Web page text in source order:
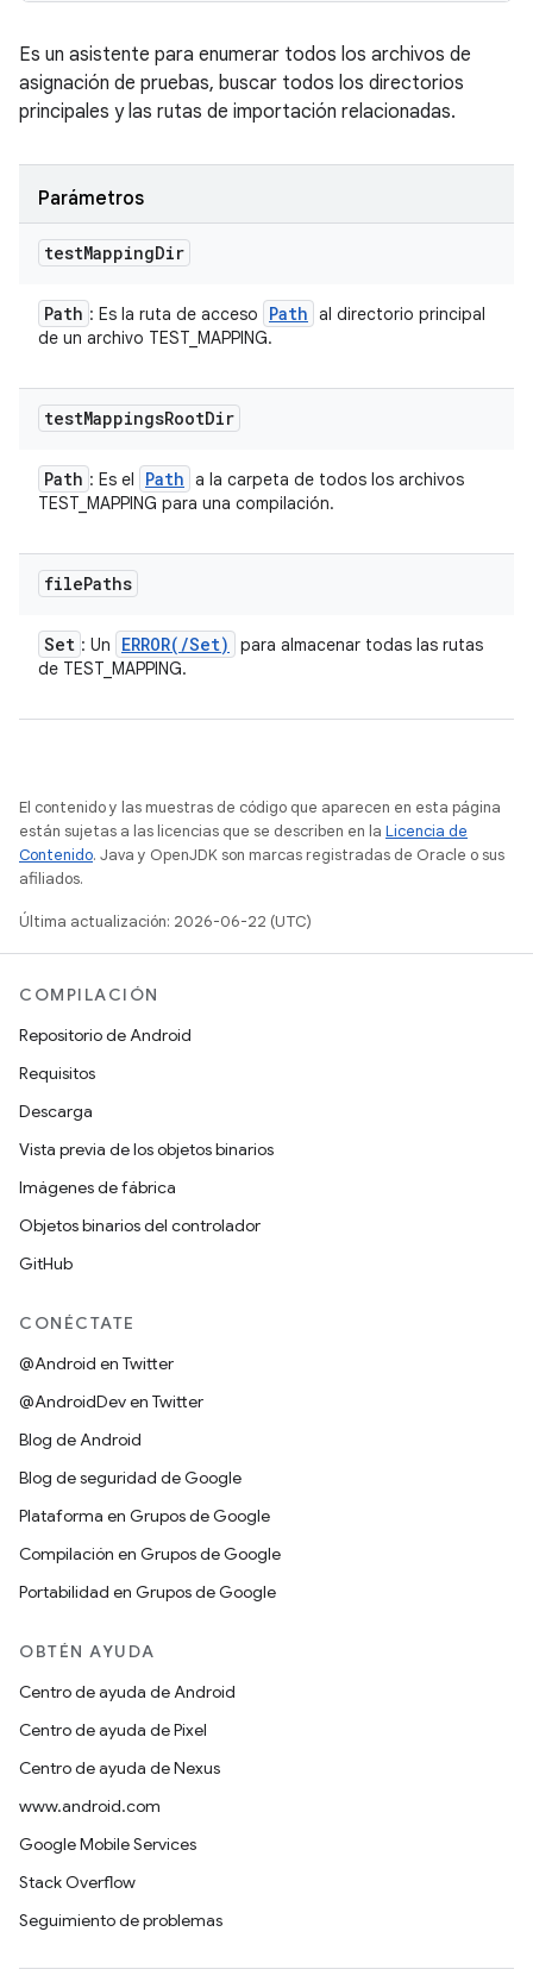
Es un asistente para enumerar todos los archivos de
asignación de pruebas, buscar todos los directorios
principales y las rutas de importación relacionadas.
Parámetros
testMappingDir
Path : Es la ruta de acceso Path al directorio principal
de un archivo TEST_MAPPING.
testMappingsRootDir
Path : Es el Path a la carpeta de todos los archivos
TEST_MAPPING para una compilación.
filePaths
Set : Un ERROR( /Set)
para almacenar todas las rutas
de TEST_MAPPING.
El contenido y las muestras de código que aparecen en esta página
están sujetas a las licencias que se describen en la Licencia de
Contenido. Java y OpenJDK son marcas registradas de Oracle o sus
afiliados.
Última actualización: 2026-06-22 (UTC)
COMPILACIÓN
Repositorio de Android
Requisitos
Descarga
Vista previa de los objetos binarios
Imágenes de fábrica
Objetos binarios del controlador
GitHub
CONÉCTATE
@Android en Twitter
@AndroidDev en Twitter
Blog de Android
Blog de seguridad de Google
Plataforma en Grupos de Google
Compilación en Grupos de Google
Portabilidad en Grupos de Google
OBTÉN AYUDA
Centro de ayuda de Android
Centro de ayuda de Pixel
Centro de ayuda de Nexus
www.android.com
Google Mobile Services
Stack Overflow
Seguimiento de problemas